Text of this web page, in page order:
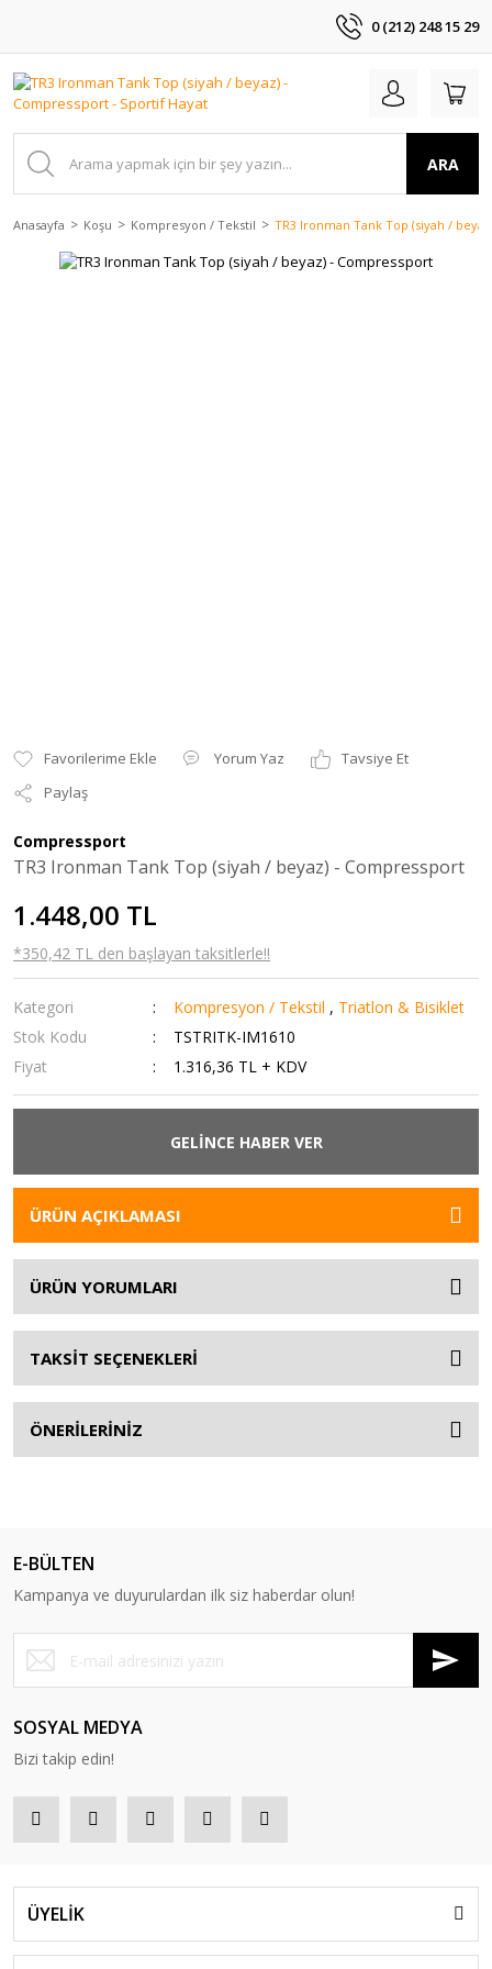
0 (212) 248 15 29
ARA
Anasayfa Koşu Kompresyon / Tekstil TR3 Ironman Tank Top (siyah /
Yorum Yaz
Tavsiye Et
Paylaş
Compressport
TR3 Ironman Tank Top (siyah / beyaz) - Compressport
1.448,00 TL
*350,42 TL den başlayan taksitlerle!!
Kategori Kompresyon / Tekstil , Triatlon & Bisiklet
Stok Kodu
TSTRITK-IM1610
Fiyat
1.316,36 TL + KDV
GELİNCE HABER VER
ÜRÜN AÇIKLAMASI
ÜRÜN YORUMLARI
TAKSİT SEÇENEKLERİ
ÖNERİLERİNİZ
E-BÜLTEN
Kampanya ve duyurulardan ilk siz haberdar olun!
SOSYAL MEDYA
Bizi takip edin!
ÜYELİK